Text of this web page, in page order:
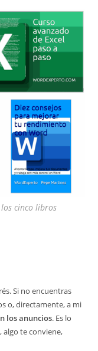
cinco libros
Si no encuentras
o, directamente, a mi
los anuncios. Es lo
algo te conviene,